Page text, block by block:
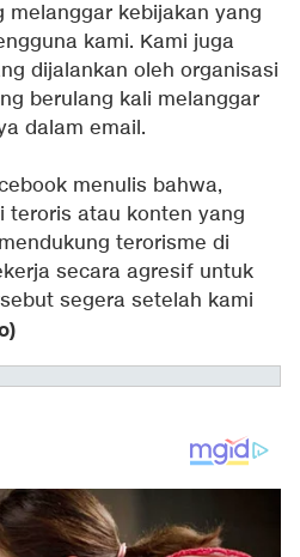
melanggar kebijakan yang
kami. Kami juga
dijalankan oleh organisasi
berulang kali melanggar
dalam email.
menulis bahwa,
teroris atau konten yang
terorisme di
secara agresif untuk
segera setelah kami